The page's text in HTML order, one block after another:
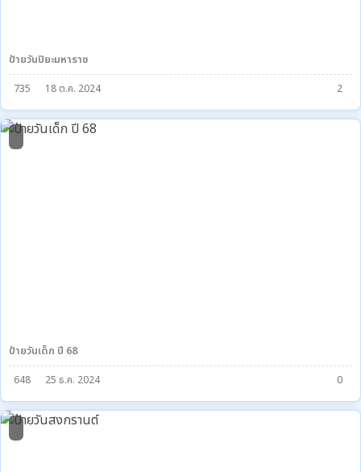
ป้ายวันปิยะมหาราช
735 18 ต.ค. 2024 2
ป้ายวันเด็ก ปี 68
648 25 ธ.ค. 2024 0
1
1